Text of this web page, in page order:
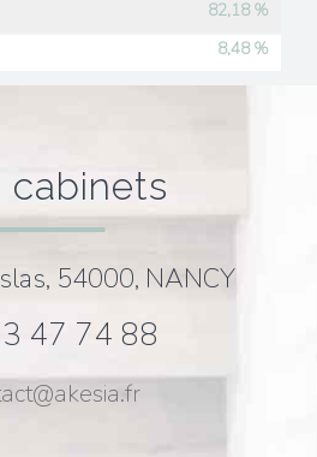
82,18 %
8,48 %
cabinets
54000, NANCY
47 74 88